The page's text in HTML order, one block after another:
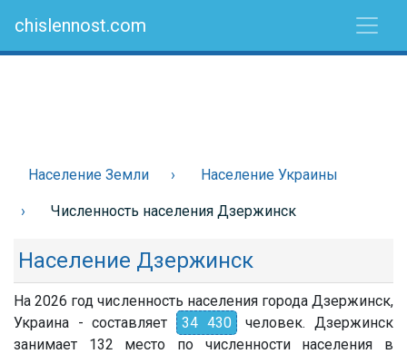
chislennost.com
Население Земли Население Украины
Численность населения Дзержинск
Население Дзержинск
На 2026 год численность населения города Дзержинск,
Украина - составляет
34 430 человек. Дзержинск
занимает 132 место по численности населения в